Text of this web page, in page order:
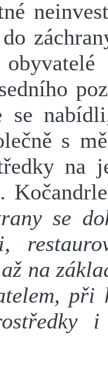
se
s
na
se
na
při
i